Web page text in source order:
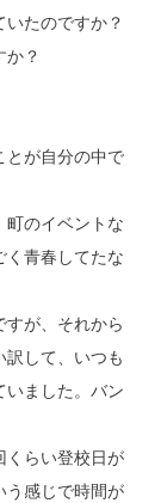
いたのですか？
か？
とが自分の中で
町のイベントな
く青春してたな
が、それから
して、いつも
いました。バン
くらい登校日が
う感じで時間が